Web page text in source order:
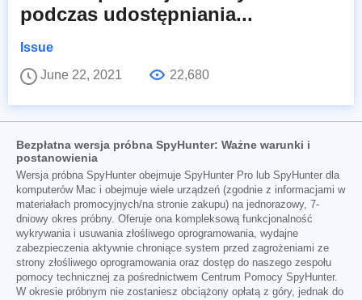
podczas udostępniania...
Issue
June 22, 2021
22,680
Bezpłatna wersja próbna SpyHunter: Ważne warunki i
postanowienia
Wersja próbna SpyHunter obejmuje SpyHunter Pro lub SpyHunter dla
komputerów Mac i obejmuje wiele urządzeń (zgodnie z informacjami w
materiałach promocyjnych/na stronie zakupu) na jednorazowy, 7-
dniowy okres próbny. Oferuje ona kompleksową funkcjonalność
wykrywania i usuwania złośliwego oprogramowania, wydajne
zabezpieczenia aktywnie chroniące system przed zagrożeniami ze
strony złośliwego oprogramowania oraz dostęp do naszego zespołu
pomocy technicznej za pośrednictwem Centrum Pomocy SpyHunter.
W okresie próbnym nie zostaniesz obciążony opłatą z góry, jednak do